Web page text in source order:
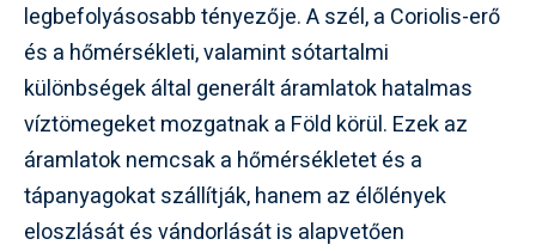
legbefolyásosabb tényezője. A szél, a Coriolis-erő
és a hőmérsékleti, valamint sótartalmi
különbségek által generált áramlatok hatalmas
víztömegeket mozgatnak a Föld körül. Ezek az
áramlatok nemcsak a hőmérsékletet és a
tápanyagokat szállítják, hanem az élőlények
eloszlását és vándorlását is alapvetően